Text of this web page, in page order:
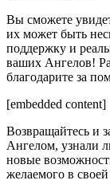
Вы сможете
их может быть
поддержку и
ваших Ангелов!
благодарите за
[embedded content]
Возвращайтесь и
Ангелом, узнали
новые
желаемого в